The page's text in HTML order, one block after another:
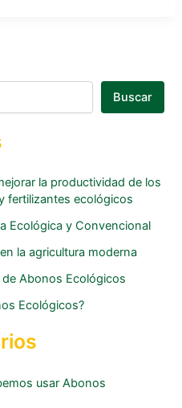
Buscar
la productividad de los
fertilizantes ecológicos
Ecológica y Convencional
la agricultura moderna
Abonos Ecológicos
Ecológicos?
usar Abonos